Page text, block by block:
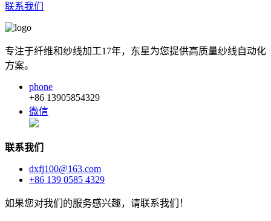
联系我们
专注于纤维和纱线加工17年，东星为您提供高质量纱线自动化
方案。
phone
+86 13905854329
微信
联系我们
dxfj100@163.com
+86 139 0585 4329
如果您对我们的服务感兴趣，请联系我们！